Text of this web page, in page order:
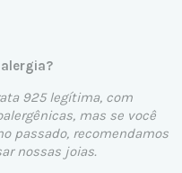
925 legítima, com
mas se você
passado, recomendamos
nossas joias.